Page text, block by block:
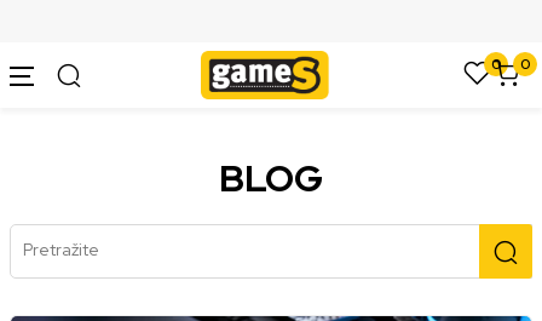
0 0
BLOG
Pretražite